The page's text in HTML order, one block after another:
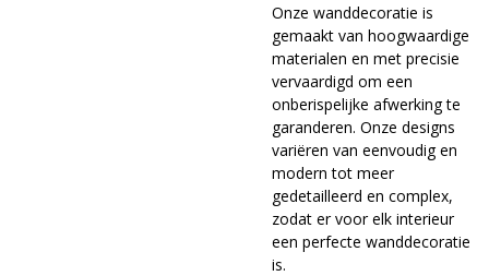
Onze wanddecoratie is
gemaakt van hoogwaardige
materialen en met precisie
vervaardigd om een ​​
onberispelijke afwerking te
garanderen. Onze designs
variëren van eenvoudig en
modern tot meer
gedetailleerd en complex,
zodat er voor elk interieur
een perfecte wanddecoratie
is.